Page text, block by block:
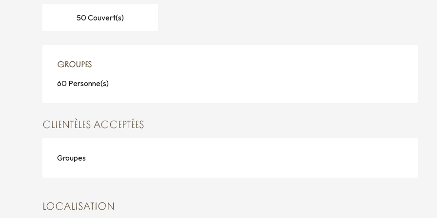
50 Couvert(s)
GROUPES
GROUPES
60 Personne(s)
CLIENTÈLES ACCEPTÉES
Groupes
LOCALISATION